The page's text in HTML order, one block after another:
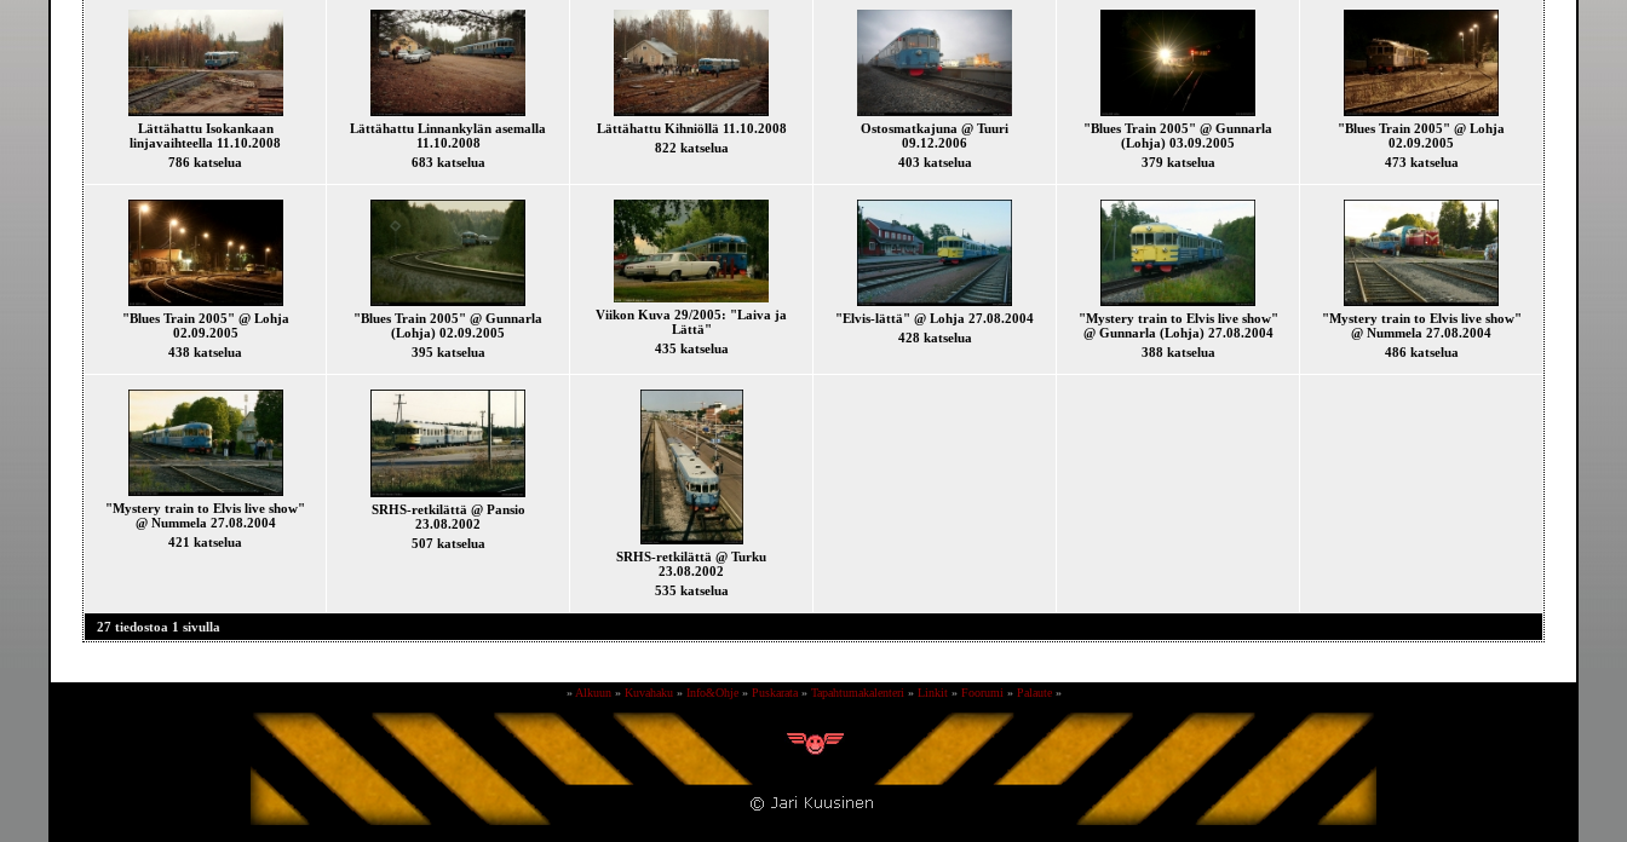
Lättähattu Isokankaan
linjavaihteella 11.10.2008
786 katselua
Lättähattu Linnankylän asemalla
11.10.2008
683 katselua
Lättähattu Kihniöllä 11.10.2008
822 katselua
Ostosmatkajuna @ Tuuri
09.12.2006
403 katselua
"Blues Train 2005" @ Gunnarla
(Lohja) 03.09.2005
379 katselua
"Blues Train 2005" @ Lohja
02.09.2005
473 katselua
"Blues Train 2005" @ Lohja
02.09.2005
438 katselua
"Blues Train 2005" @ Gunnarla
(Lohja) 02.09.2005
395 katselua
Viikon Kuva 29/2005: "Laiva ja
Lättä"
435 katselua
"Elvis-lättä" @ Lohja 27.08.2004
428 katselua
"Mystery train to Elvis live show"
@ Gunnarla (Lohja) 27.08.2004
388 katselua
"Mystery train to Elvis live show"
@ Nummela 27.08.2004
486 katselua
"Mystery train to Elvis live show"
@ Nummela 27.08.2004
421 katselua
SRHS-retkilättä @ Pansio
23.08.2002
507 katselua
SRHS-retkilättä @ Turku
23.08.2002
535 katselua
27 tiedostoa 1 sivulla
» Alkuun» Kuvahaku» Info&Ohje» Puskarata» Tapahtumakalenteri » Linkit» Foorumi » Palaute»